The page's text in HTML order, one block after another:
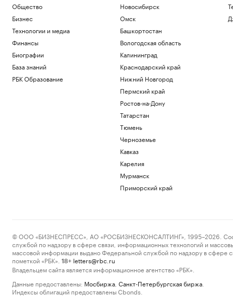
Общество
Бизнес
Технологии и медиа
Финансы
Биографии
База знаний
РБК Образование
Новосибирск
Омск
Башкортостан
Вологодская область
Калининград
Краснодарский край
Нижний Новгород
Пермский край
Ростов-на-Дону
Татарстан
Тюмень
Черноземье
Кавказ
Карелия
Мурманск
Приморский край
© ООО «БИЗНЕСПРЕСС», АО «РОСБИЗНЕСКОНСАЛТИНГ», 1995–2026.
службой по надзору в сфере связи, информационных технологий и
массовой информации выдано Федеральной службой по надзору в
пометкой «РБК».
18+ letters@rbc.ru
Владельцем сайта является информационное агентство «РБК».
Данные предоставлены: Мосбиржа Санкт-Петербургская биржа
Индексы облигаций предоставлены Cbonds.